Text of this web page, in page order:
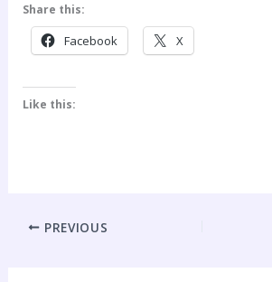
Share this:
Facebook X
Like this:
PREVIOUS